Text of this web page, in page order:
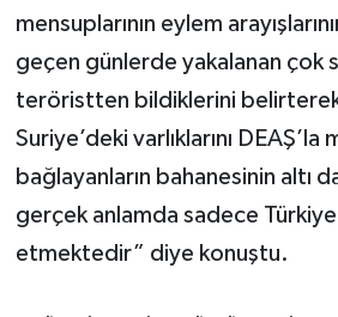
mensuplarının eylem
geçen günlerde yakalanan çok
teröristten bildiklerini
Suriye’deki varlıklarını
bağlayanların bahanesinin altı
gerçek anlamda sadece
etmektedir” diye konuştu.